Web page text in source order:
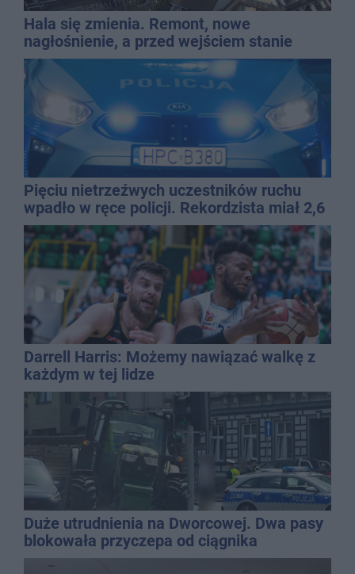
Hala się zmienia. Remont, nowe
nagłośnienie, a przed wejściem stanie
QEMETICA ARENA
Pięciu nietrzeźwych uczestników ruchu
wpadło w ręce policji. Rekordzista miał 2,6
promila
Darrell Harris: Możemy nawiązać walkę z
każdym w tej lidze
Duże utrudnienia na Dworcowej. Dwa pasy
blokowała przyczepa od ciągnika